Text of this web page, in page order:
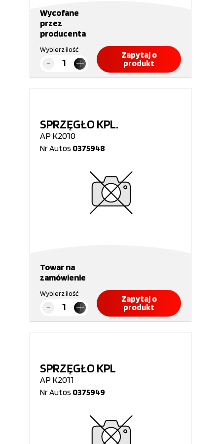
Wycofane
przez
producenta
Wybierz ilość
Zapytaj o
produkt
SPRZĘGŁO KPL.
AP K2010
Nr Autos 0375948
Towar na
zamówienie
Wybierz ilość
Zapytaj o
produkt
SPRZĘGŁO KPL
AP K2011
Nr Autos 0375949